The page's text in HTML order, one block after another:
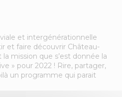
et intergénérationnelle
et faire découvrir Château-
mission que s’est donnée la
» pour 2022 ! Rire, partager,
un programme qui parait